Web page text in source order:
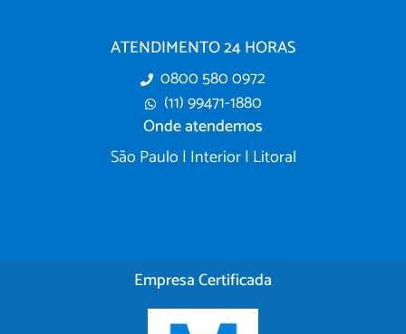
ATENDIMENTO 24 HORAS
0800 580 0972
(11) 99471-1880
Onde atendemos
São Paulo | Interior | Litoral
Empresa Certificada